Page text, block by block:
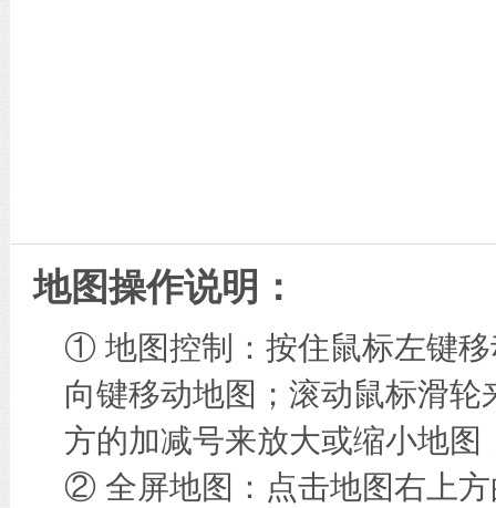
地图操作说明：
① 地图控制：按住鼠标左键
向键移动地图；滚动鼠标滑
方的加减号来放大或缩小地图
② 全屏地图：点击地图右上方